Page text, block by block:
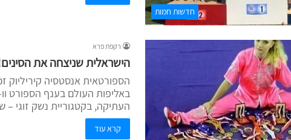
חדשות חמות
רקפת פרא
הישראלית שניצחה את
הספורטאית אנסטסיה קיריליוק
באליפות העולם בענף הספורט
העתיקה, בקטגוריית נשק זוגי –
קרא עוד